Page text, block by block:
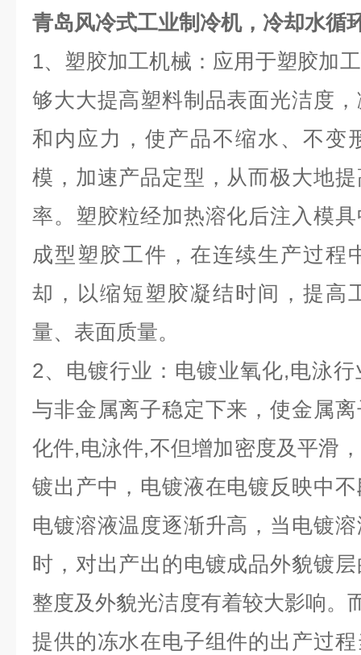
青岛风冷式工业制冷机，冷却水循
1、 塑胶加工机械： 应用于塑胶加
够大大提高塑料制品表面光洁度
和内应力，使产品不缩水、不变
模，加速产品定型，从而极大地
率。塑胶粒经加热溶化后注入模
成型塑胶工件，在连续生产过程
却，以缩短塑胶凝结时间，提高
量、表面质量。
2、 电镀行业 ： 电镀业氧化,电泳
与非金属离子稳定下来，使金属
化件,电泳件,不但增加密度及平滑
镀出产中，电镀液在电镀反映中
电镀溶液温度逐渐升高，当电镀
时，对出产出的电镀成品外貌镀
整度及外貌光洁度有着较大影响。
提供的冻水在电子组件的出产过